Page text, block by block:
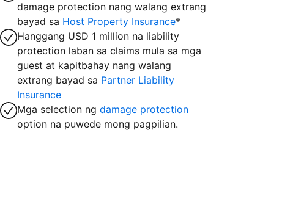
damage protection nang walang extrang
bayad sa Host Property Insurance*
Hanggang USD 1 million na liability
protection laban sa claims mula sa mga
guest at kapitbahay nang walang
extrang bayad sa Partner Liability
Insurance
Mga selection ngdamage protection
option na puwede mong pagpilian.